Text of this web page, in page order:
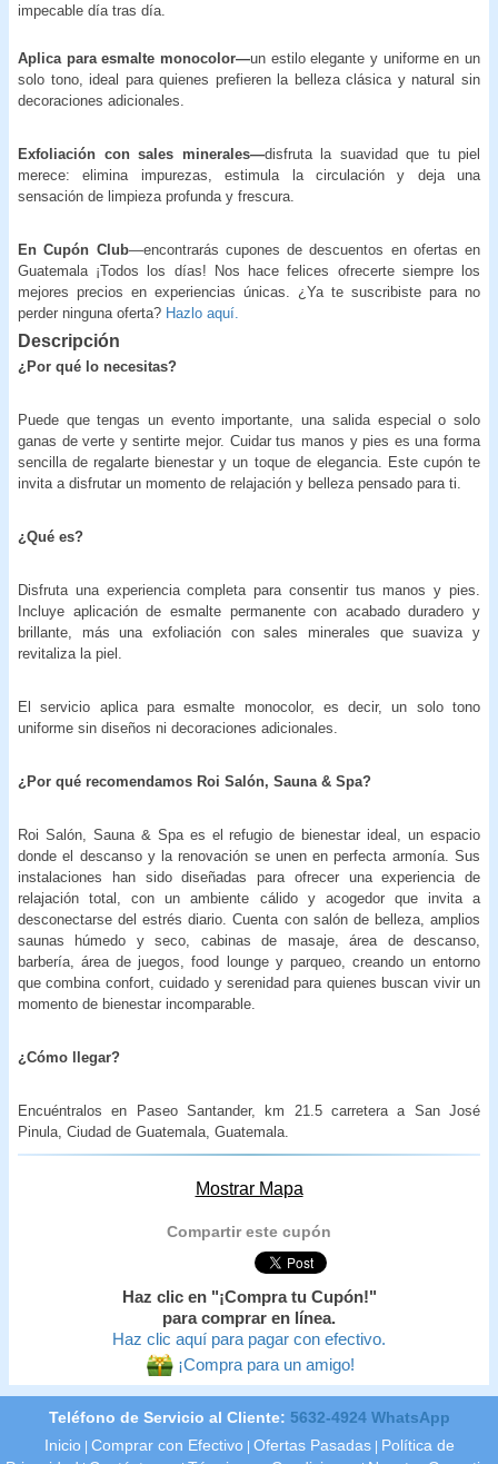
impecable día tras día.
Aplica para esmalte monocolor—un estilo elegante y uniforme en un
solo tono, ideal para quienes prefieren la belleza clásica y natural sin
decoraciones adicionales.
Exfoliación con sales minerales—disfruta la suavidad que tu piel
merece: elimina impurezas, estimula la circulación y deja una
sensación de limpieza profunda y frescura.
En Cupón Club—encontrarás cupones de descuentos en ofertas en
Guatemala ¡Todos los días! Nos hace felices ofrecerte siempre los
mejores precios en experiencias únicas. ¿Ya te suscribiste para no
perder ninguna oferta? Hazlo aquí.
Descripción
¿Por qué lo necesitas?
Puede que tengas un evento importante, una salida especial o solo
ganas de verte y sentirte mejor. Cuidar tus manos y pies es una forma
sencilla de regalarte bienestar y un toque de elegancia. Este cupón te
invita a disfrutar un momento de relajación y belleza pensado para ti.
¿Qué es?
Disfruta una experiencia completa para consentir tus manos y pies.
Incluye aplicación de esmalte permanente con acabado duradero y
brillante, más una exfoliación con sales minerales que suaviza y
revitaliza la piel.
El servicio aplica para esmalte monocolor, es decir, un solo tono
uniforme sin diseños ni decoraciones adicionales.
¿Por qué recomendamos Roi Salón, Sauna & Spa?
Roi Salón, Sauna & Spa es el refugio de bienestar ideal, un espacio
donde el descanso y la renovación se unen en perfecta armonía. Sus
instalaciones han sido diseñadas para ofrecer una experiencia de
relajación total, con un ambiente cálido y acogedor que invita a
desconectarse del estrés diario. Cuenta con salón de belleza, amplios
saunas húmedo y seco, cabinas de masaje, área de descanso,
barbería, área de juegos, food lounge y parqueo, creando un entorno
que combina confort, cuidado y serenidad para quienes buscan vivir un
momento de bienestar incomparable.
¿Cómo llegar?
Encuéntralos en Paseo Santander, km 21.5 carretera a San José
Pinula, Ciudad de Guatemala, Guatemala.
Mostrar Mapa
Compartir este cupón
Haz clic en "¡Compra tu Cupón!"
para comprar en línea.
Haz clic aquí para pagar con efectivo.
¡Compra para un amigo!
Teléfono de Servicio al Cliente: 5632-4924 WhatsApp
Inicio Comprar con Efectivo Ofertas Pasadas
Política de